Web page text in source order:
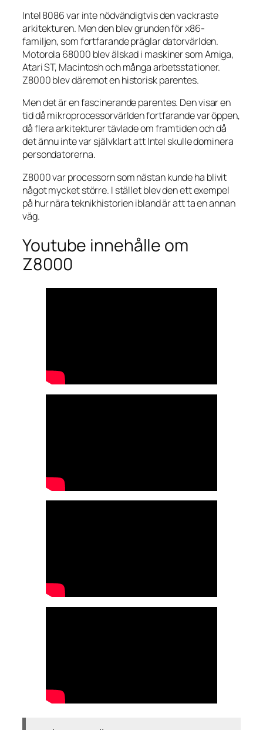
Intel 8086 var inte nödvändigtvis den vackraste
arkitekturen. Men den blev grunden för x86-
familjen, som fortfarande präglar datorvärlden.
Motorola 68000 blev älskad i maskiner som Amiga,
Atari ST, Macintosh och många arbetsstationer.
Z8000 blev däremot en historisk parentes.
Men det är en fascinerande parentes. Den visar en
tid då mikroprocessorvärlden fortfarande var öppen,
då flera arkitekturer tävlade om framtiden och då
det ännu inte var självklart att Intel skulle dominera
persondatorerna.
Z8000 var processorn som nästan kunde ha blivit
något mycket större. I stället blev den ett exempel
på hur nära teknikhistorien ibland är att ta en annan
väg.
Youtube innehålle om
Z8000